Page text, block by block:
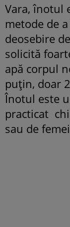
Vara, înotul
metode de
deosebire
solicită
apă corpul
puţin, doar
Înotul este
practicat
sau de